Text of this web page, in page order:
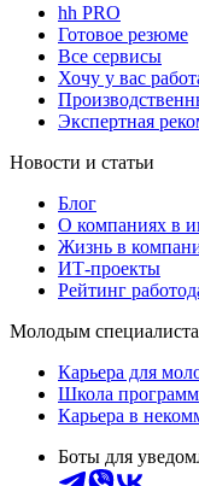
hh PRO
Готовое резюме
Все сервисы
Хочу у вас
Экспертная
Новости и статьи
Блог
О компаниях в
Жизнь в
ИТ-проекты
Рейтинг
Молодым
Карьера для
Школа
Карьера в
Боты для